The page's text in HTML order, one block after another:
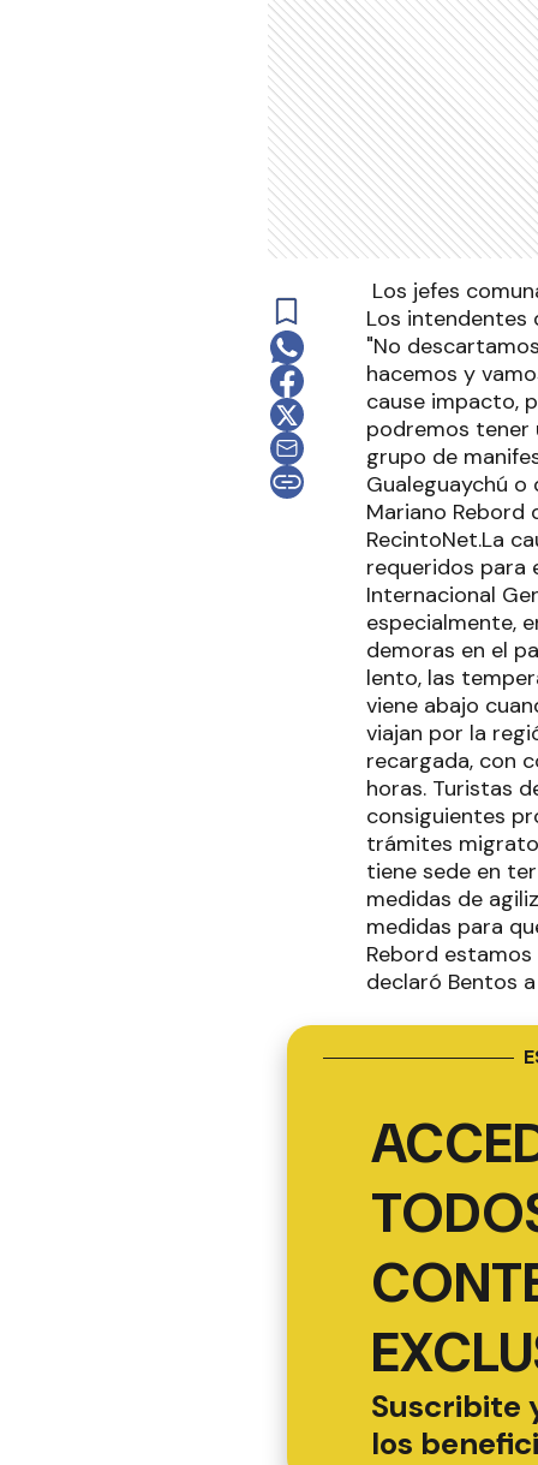
Los jefes
Los intendentes
"No
hacemos y
cause impacto,
podremos tener
grupo de
Gualeguaychú
Mariano Rebord
RecintoNet.La
requeridos para
Internacional
especialmente,
demoras en el
lento, las
viene abajo
viajan por la
recargada, con
horas. Turistas
consiguientes
trámites
tiene sede en
medidas de
medidas para
Rebord
declaró Bentos
Suscribite
los